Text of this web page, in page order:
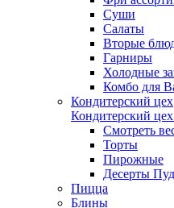
Суши
Салаты
Вторые
Гарниры
Холодные
Комбо для
Кондитерский цех
Кондитерский цех
Смотреть
Торты
Пирожные
Десерты
Пицца
Блины